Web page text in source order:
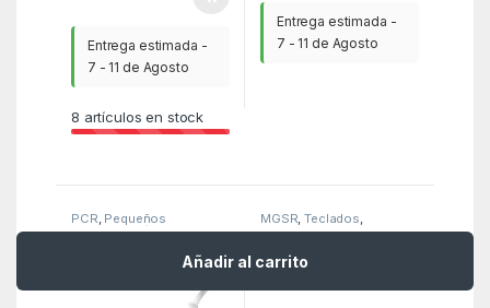
Añadir al carrito
Entrega estimada -
7 - 11 de Agosto
8 artículos en stock
Entrega estimada -
7 - 11 de Agosto
PCR, Pequeños
electrodomésticos,
PLANCHA DE VAPOR
PHILIPS DST3041/30
2600W
MGSR,Teclados,
Teclados
Teclador mars gaming
mk023 tkl frgb usb 2.0
blanco